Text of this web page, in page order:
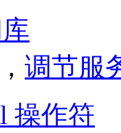
调节服
操作符